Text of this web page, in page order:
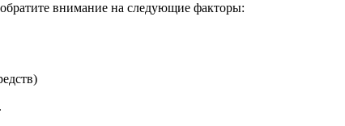
внимание на следующие факторы: